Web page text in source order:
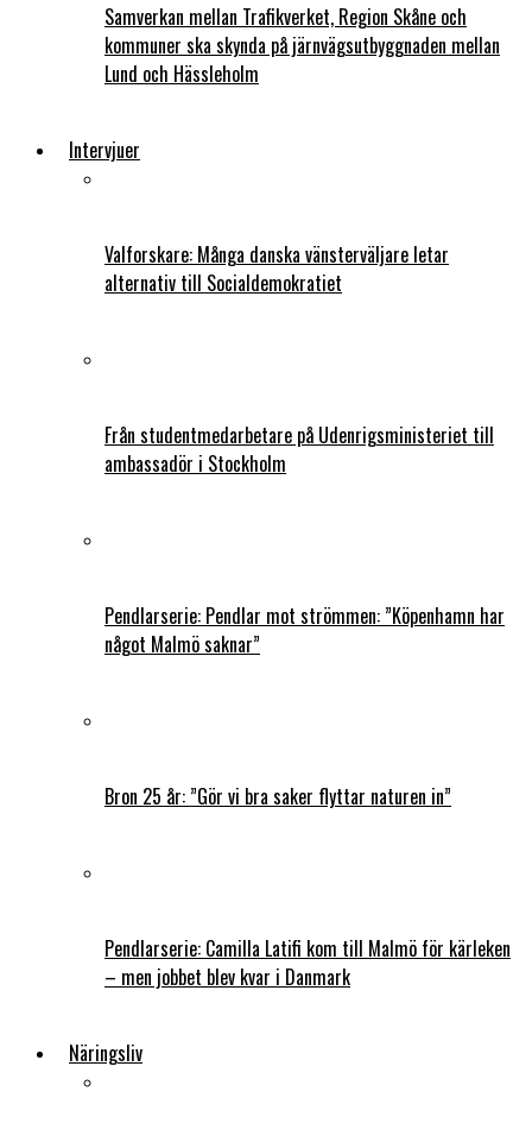
Samverkan mellan Trafikverket, Region Skåne och
kommuner ska skynda på järnvägsutbyggnaden mellan
Lund och Hässleholm
Intervjuer
Valforskare: Många danska vänsterväljare letar
alternativ till Socialdemokratiet
Från studentmedarbetare på Udenrigsministeriet till
ambassadör i Stockholm
Pendlarserie: Pendlar mot strömmen: ”Köpenhamn har
något Malmö saknar”
Bron 25 år: ”Gör vi bra saker flyttar naturen in”
Pendlarserie: Camilla Latifi kom till Malmö för kärleken
– men jobbet blev kvar i Danmark
Näringsliv